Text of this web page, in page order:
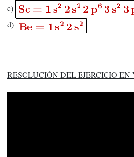
c)
d)
RESOLUCIÓN DEL EJERCICIO EN